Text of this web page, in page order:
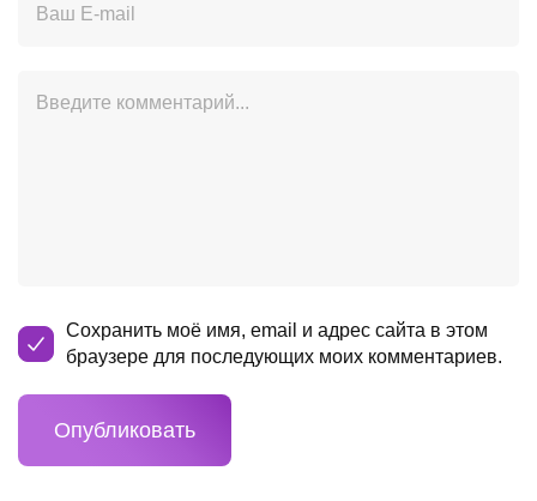
Сохранить моё имя, email и адрес сайта в этом
браузере для последующих моих комментариев.